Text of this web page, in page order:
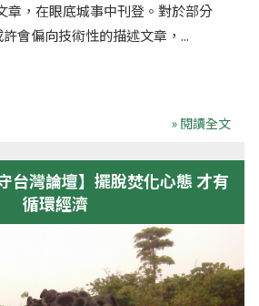
章，在眼底城事中刊登。對於部分
會偏向技術性的描述文章，...
» 閱讀全文
台灣論壇】擺脫焚化心態 才有
循環經濟